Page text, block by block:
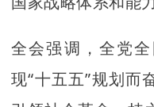
全会强调，全党
现“十五五”规划而